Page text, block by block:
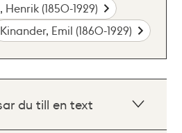
Henrik (1850-1929)
Kinander, Emil (1860-1929)
du till en text